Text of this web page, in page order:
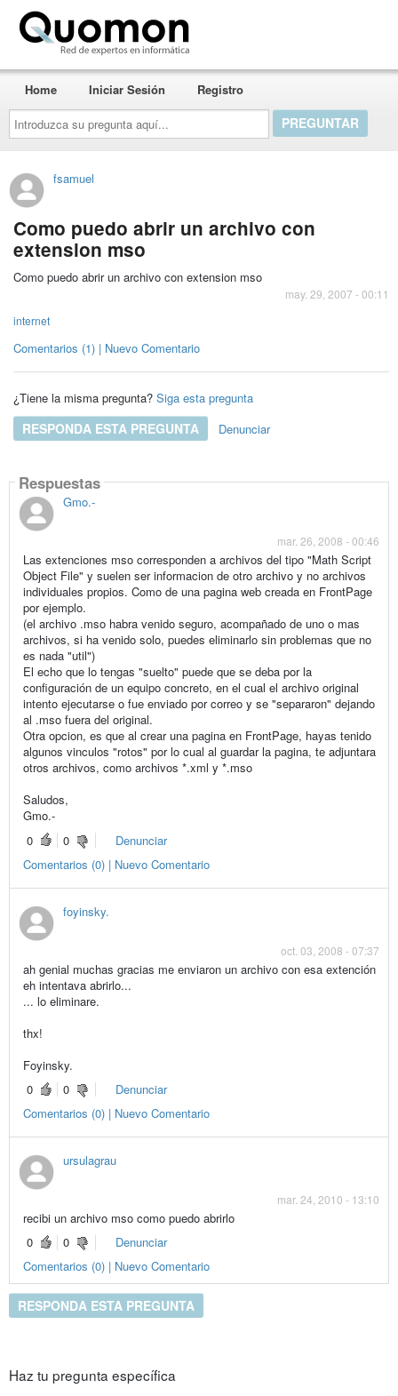
Introduzca
su
pregunta
aquí...
Home Iniciar Sesión Registro
fsamuel
Como puedo abrir un archivo con
extension mso
Como puedo abrir un archivo con extension mso
may. 29, 2007 - 00:11
internet
Comentarios (1) | Nuevo Comentario
¿Tiene la misma pregunta? Siga esta pregunta
RESPONDA ESTA PREGUNTA Denunciar
Respuestas
Gmo.-
mar. 26, 2008 - 00:46
Las extenciones mso corresponden a archivos del tipo "Math Script
Object File" y suelen ser informacion de otro archivo y no archivos
individuales propios. Como de una pagina web creada en FrontPage
por ejemplo.
(el archivo .mso habra venido seguro, acompañado de uno o mas
archivos, si ha venido solo, puedes eliminarlo sin problemas que no
es nada "util")
El echo que lo tengas "suelto" puede que se deba por la
configuración de un equipo concreto, en el cual el archivo original
intento ejecutarse o fue enviado por correo y se "separaron" dejando
al .mso fuera del original.
Otra opcion, es que al crear una pagina en FrontPage, hayas tenido
algunos vinculos "rotos" por lo cual al guardar la pagina, te adjuntara
otros archivos, como archivos *.xml y *.mso
Saludos,
Gmo.-
0
0
Denunciar
Comentarios (0) | Nuevo Comentario
foyinsky.
oct. 03, 2008 - 07:37
ah genial muchas gracias me enviaron un archivo con esa extención
eh intentava abrirlo...
... lo eliminare.
thx!
Foyinsky.
0
0
Denunciar
Comentarios (0) | Nuevo Comentario
ursulagrau
mar. 24, 2010 - 13:10
recibi un archivo mso como puedo abrirlo
0
0
Denunciar
Comentarios (0) | Nuevo Comentario
RESPONDA ESTA PREGUNTA
Haz tu pregunta específica